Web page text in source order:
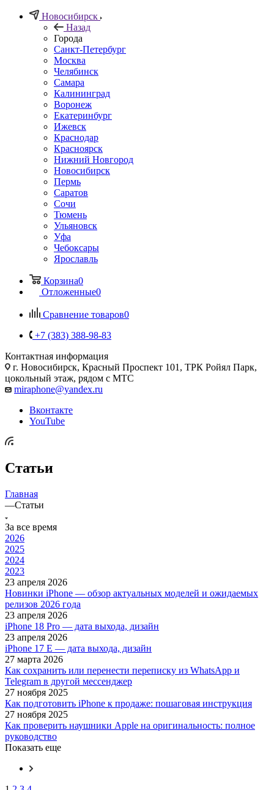
Новосибирск
Назад
Города
Санкт-Петербург
Москва
Челябинск
Самара
Калининград
Воронеж
Екатеринбург
Ижевск
Краснодар
Красноярск
Нижний Новгород
Новосибирск
Пермь
Саратов
Сочи
Тюмень
Ульяновск
Уфа
Чебоксары
Ярославль
Корзина0
Отложенные0
Сравнение товаров0
+7 (383) 388-98-83
Контактная информация
г. Новосибирск, Красный Проспект 101, ТРК Ройял Парк,
цокольный этаж, рядом с МТС
miraphone@yandex.ru
Вконтакте
YouTube
Статьи
Главная
—Статьи
За все время
2026
2025
2024
2023
23 апреля 2026
Новинки iPhone — обзор актуальных моделей и ожидаемых
релизов 2026 года
23 апреля 2026
iPhone 18 Pro — дата выхода, дизайн
23 апреля 2026
iPhone 17 E — дата выхода, дизайн
27 марта 2026
Как сохранить или перенести переписку из WhatsApp и
Telegram в другой мессенджер
27 ноября 2025
Как подготовить iPhone к продаже: пошаговая инструкция
27 ноября 2025
Как проверить наушники Apple на оригинальность: полное
руководство
Показать еще